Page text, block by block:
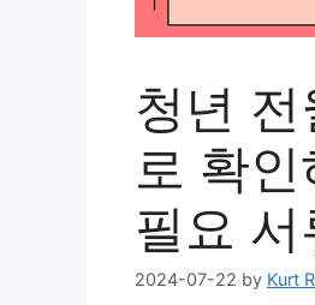
청년
로 확
필요 서
2024-07-22 by Kurt